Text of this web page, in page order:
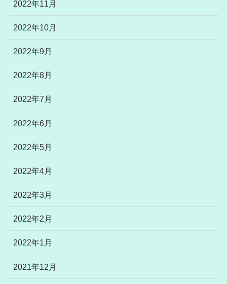
2022年11月
2022年10月
2022年9月
2022年8月
2022年7月
2022年6月
2022年5月
2022年4月
2022年3月
2022年2月
2022年1月
2021年12月